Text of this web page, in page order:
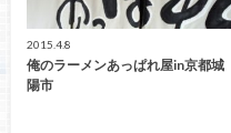
2015.4.8
俺のラーメンあっぱれ屋in京都城
陽市